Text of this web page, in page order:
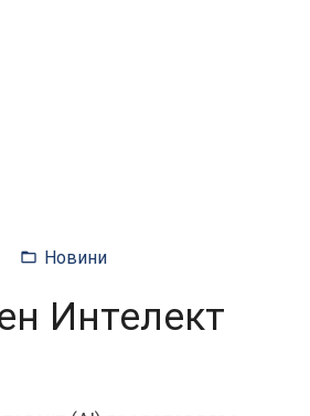
folder_open Новини
Интелект